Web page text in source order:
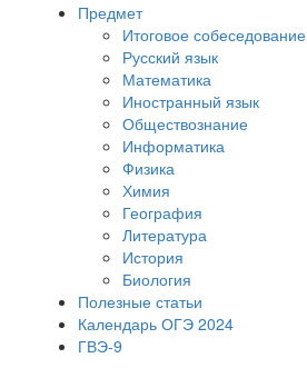
Предмет
Итоговое собеседование
Русский язык
Математика
Иностранный язык
Обществознание
Информатика
Физика
Химия
География
Литература
История
Биология
Полезные статьи
Календарь ОГЭ 2024
ГВЭ-9